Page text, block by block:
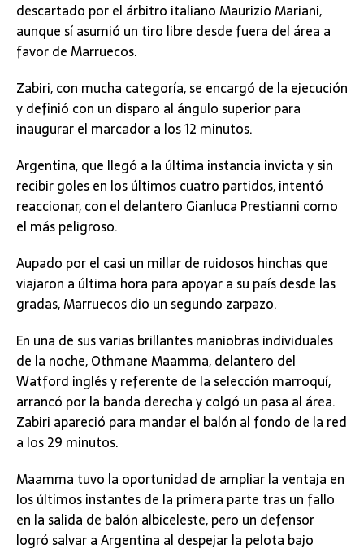
descartado por el árbitro italiano Maurizio Mariani,
aunque sí asumió un tiro libre desde fuera del área a
favor de Marruecos.
Zabiri, con mucha categoría, se encargó de la ejecución
y definió con un disparo al ángulo superior para
inaugurar el marcador a los 12 minutos.
Argentina, que llegó a la última instancia invicta y sin
recibir goles en los últimos cuatro partidos, intentó
reaccionar, con el delantero Gianluca Prestianni como
el más peligroso.
Aupado por el casi un millar de ruidosos hinchas que
viajaron a última hora para apoyar a su país desde las
gradas, Marruecos dio un segundo zarpazo.
En una de sus varias brillantes maniobras individuales
de la noche, Othmane Maamma, delantero del
Watford inglés y referente de la selección marroquí,
arrancó por la banda derecha y colgó un pasa al área.
Zabiri apareció para mandar el balón al fondo de la red
a los 29 minutos.
Maamma tuvo la oportunidad de ampliar la ventaja en
los últimos instantes de la primera parte tras un fallo
en la salida de balón albiceleste, pero un defensor
logró salvar a Argentina al despejar la pelota bajo